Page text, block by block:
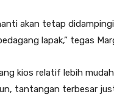
akan tetap
lapak,” tegas
kios relatif lebih
tantangan terbesar